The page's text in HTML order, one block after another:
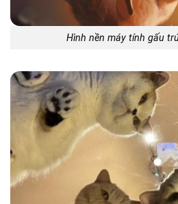
Hình nền máy tính gấu